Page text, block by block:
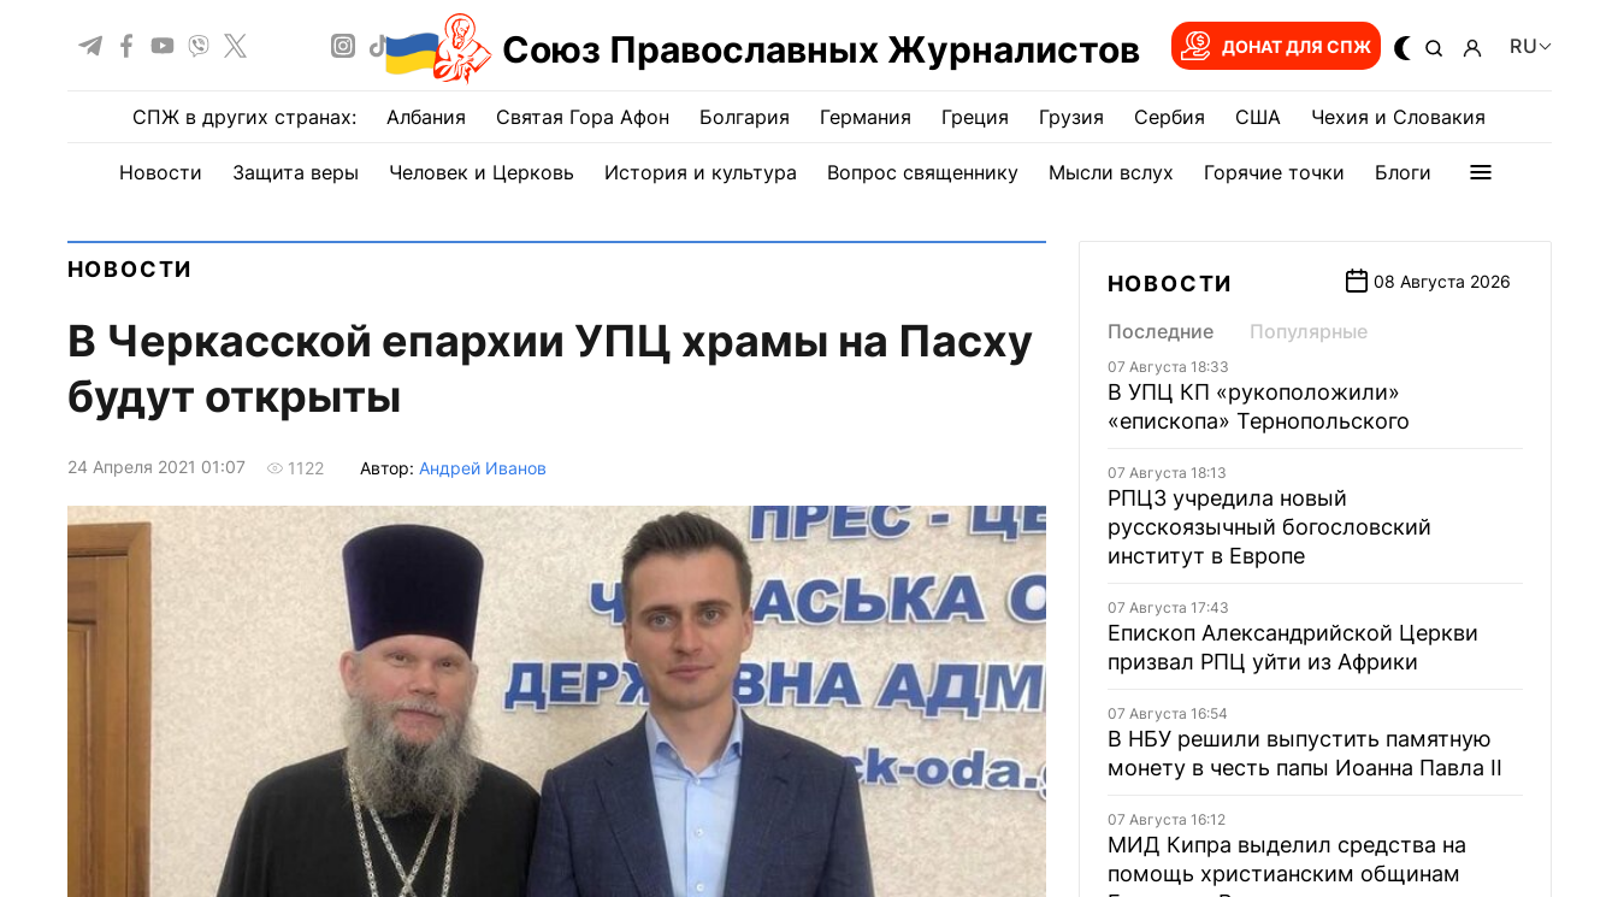
Союз Православных Журналистов ДОНАТ ДЛЯ СПЖ RU
СПЖ в других странах: Албания Святая Гора Афон Болгария Германия Греция Грузия Сербия США Чехия и Словакия
Новости Защита веры Человек и Церковь История и культура Вопрос священнику Мысли вслух Горячие точки Блоги
НОВОСТИ
В Черкасской епархии УПЦ храмы на Пасху
будут открыты
24 Апреля 2021 01:07 1122 Автор: Андрей Иванов
НОВОСТИ 08 Августа 2026
Последние Популярные
07 Августа 18:33
В УПЦ КП «рукоположили»
«епископа» Тернопольского
07 Августа 18:13
РПЦЗ учредила новый
русскоязычный богословский
институт в Европе
07 Августа 17:43
Епископ Александрийской Церкви
призвал РПЦ уйти из Африки
07 Августа 16:54
В НБУ решили выпустить памятную
монету в честь папы Иоанна Павла II
07 Августа 16:12
МИД Кипра выделил средства на
помощь христианским общинам